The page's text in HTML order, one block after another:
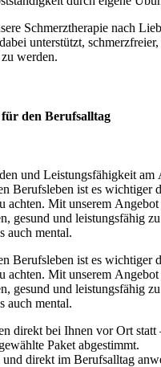
Schmerztherapie nach
unterstützt,
werden.
für den Berufsalltag
und Leistungsfähigkeit am
Berufsleben ist es wichtiger
achten. Mit unserem
gesund und leistungsfähig
auch mental.
Berufsleben ist es wichtiger
achten. Mit unserem
gesund und leistungsfähig
auch mental.
direkt bei Ihnen vor Ort
Paket abgestimmt.
direkt im Berufsalltag